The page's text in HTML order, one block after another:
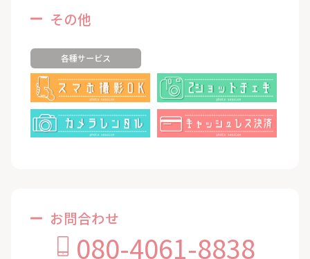
その他
各種サービス
お問合わせ
080-4061-8838